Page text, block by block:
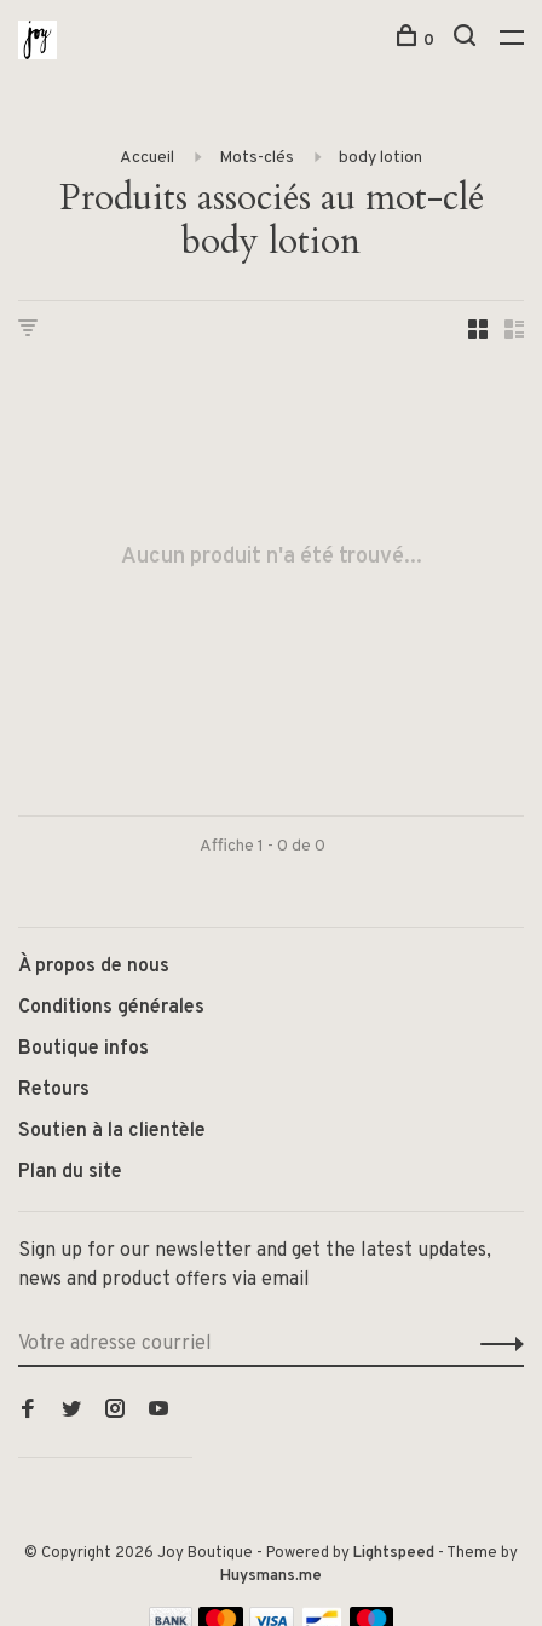
0
Accueil Mots-clés body lotion
Produits associés au mot-clé
body lotion
Aucun produit n'a été trouvé...
Affiche 1 - 0 de 0
À propos de nous
Conditions générales
Boutique infos
Retours
Soutien à la clientèle
Plan du site
Sign up for our newsletter and get the latest updates,
news and product offers via email
© Copyright 2026 Joy Boutique - Powered byLightspeed - Theme by
Huysmans.me